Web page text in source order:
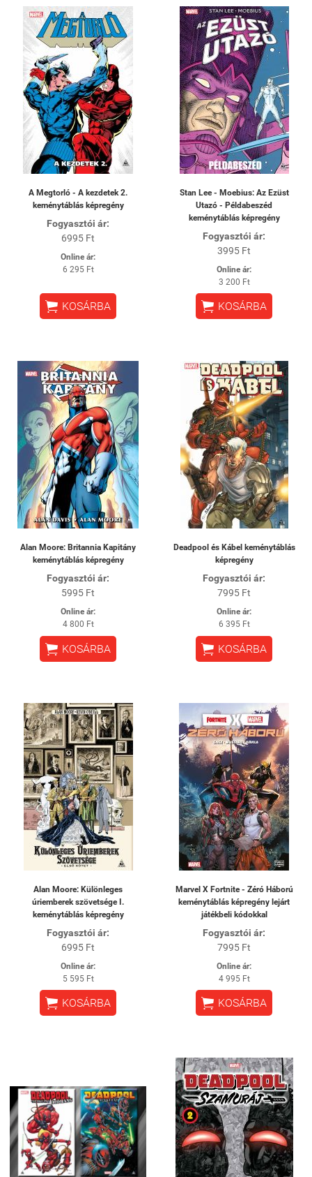
A Megtorló - A kezdetek 2.
keménytáblás képregény
Fogyasztói ár:
6995 Ft
Online ár:
6 295 Ft
 KOSÁRBA
Stan Lee - Moebius: Az Ezüst
Utazó - Példabeszéd
keménytáblás képregény
Fogyasztói ár:
3995 Ft
Online ár:
3 200 Ft
 KOSÁRBA
Alan Moore: Britannia Kapitány
keménytáblás képregény
Fogyasztói ár:
5995 Ft
Online ár:
4 800 Ft
 KOSÁRBA
Deadpool és Kábel keménytáblás
képregény
Fogyasztói ár:
7995 Ft
Online ár:
6 395 Ft
 KOSÁRBA
Alan Moore: Különleges
úriemberek szövetsége I.
keménytáblás képregény
Fogyasztói ár:
6995 Ft
Online ár:
5 595 Ft
 KOSÁRBA
Marvel X Fortnite - Zéró Háború
keménytáblás képregény lejárt
játékbeli kódokkal
Fogyasztói ár:
7995 Ft
Online ár:
4 995 Ft
 KOSÁRBA